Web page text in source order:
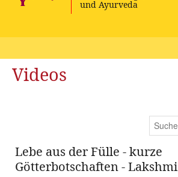
Videos
Lebe aus der Fülle - kurze
Götterbotschaften - Lakshmi